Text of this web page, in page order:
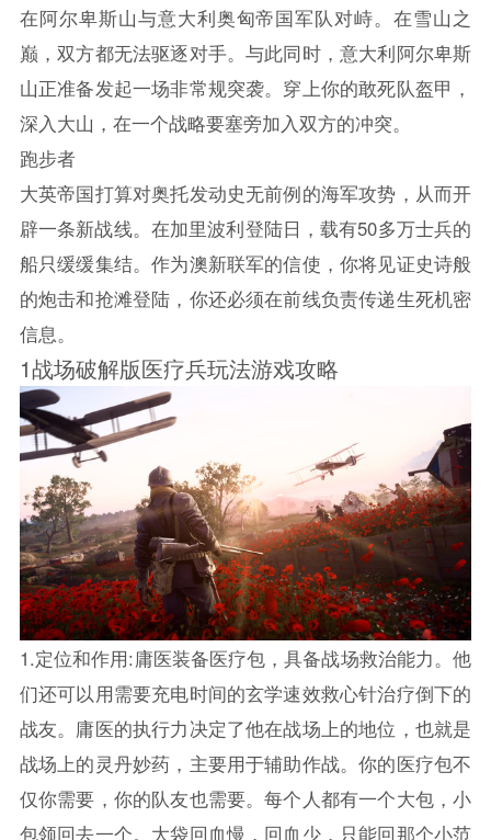
在阿尔卑斯山与意大利奥匈帝国军队对峙。在雪山之
巅，双方都无法驱逐对手。与此同时，意大利阿尔卑斯
山正准备发起一场非常规突袭。穿上你的敢死队盔甲，
深入大山，在一个战略要塞旁加入双方的冲突。
跑步者
大英帝国打算对奥托发动史无前例的海军攻势，从而开
辟一条新战线。在加里波利登陆日，载有50多万士兵的
船只缓缓集结。作为澳新联军的信使，你将见证史诗般
的炮击和抢滩登陆，你还必须在前线负责传递生死机密
信息。
1战场破解版医疗兵玩法游戏攻略
1.定位和作用:庸医装备医疗包，具备战场救治能力。他
们还可以用需要充电时间的玄学速效救心针治疗倒下的
战友。庸医的执行力决定了他在战场上的地位，也就是
战场上的灵丹妙药，主要用于辅助作战。你的医疗包不
仅你需要，你的队友也需要。每个人都有一个大包，小
包领回去一个。大袋回血慢，回血少，只能回那个小范